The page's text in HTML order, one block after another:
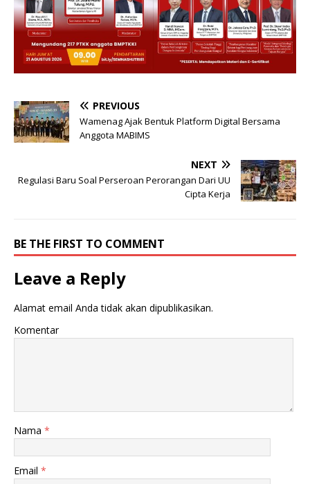
PREVIOUS
Wamenag Ajak Bentuk Platform Digital Bersama
Anggota MABIMS
NEXT
Regulasi Baru Soal Perseroan Perorangan Dari UU
Cipta Kerja
BE THE FIRST TO COMMENT
Leave a Reply
Alamat email Anda tidak akan dipublikasikan.
Komentar
Nama *
Email *